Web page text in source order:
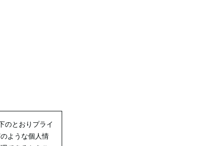
のとおりプライ
ような個人情